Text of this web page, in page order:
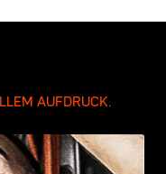
AUFDRUCK.